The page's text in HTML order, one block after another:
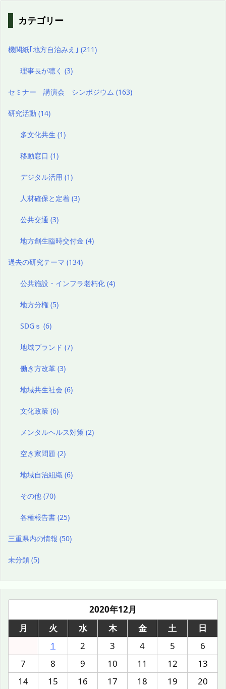
カテゴリー
機関紙｢地方自治みえ｣ (211)
理事長が聴く(3)
セミナー 講演会 シンポジウム (163)
研究活動 (14)
多文化共生(1)
移動窓口(1)
デジタル活用(1)
人材確保と定着(3)
公共交通(3)
地方創生臨時交付金(4)
過去の研究テーマ (134)
公共施設・インフラ老朽化(4)
地方分権(5)
SDGｓ(6)
地域ブランド(7)
働き方改革(3)
地域共生社会(6)
文化政策(6)
メンタルヘルス対策(2)
空き家問題(2)
地域自治組織(6)
その他(70)
各種報告書(25)
三重県内の情報 (50)
未分類 (5)
2020年12月
月
火 水 木 金 土
日
1
2 3 4 5
6
7
8 9 10 11 12
13
14
15 16 17 18 19
20